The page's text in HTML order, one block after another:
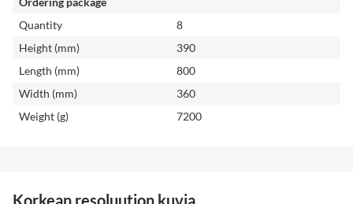
Quantity
8
Height (mm)
390
Length (mm)
800
Width (mm)
360
Weight (g)
7200
Korkean resoluution kuvia